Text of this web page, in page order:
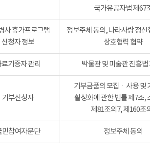
국가유공자법 제67
사 휴가프로그램
신청자 정보
정보주체 동의, 나라사랑 정신
상호협력 협약
기증자 관리 박물관 및 미술관 진흥법
기부신청자
기부금품의 모집ㆍ사용 및
활성화에 관한 법률 제7조,
제81조의7, 제160조
민참여자문단 정보주체 동의